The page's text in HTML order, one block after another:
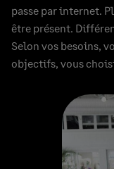
passe par internet.
être présent.
Selon vos besoins,
objectifs, vous